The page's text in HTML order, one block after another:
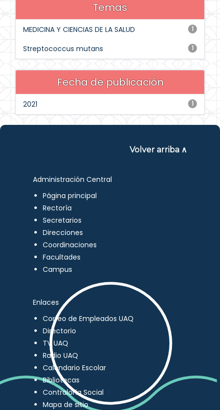
Temas
1
MEDICINA Y CIENCIAS DE LA SALUD
1
Streptococcus mutans
Fecha de publicación
1
2021
Volver arriba ∧
Administración Central
Página principal
Rectoría
Secretarios
Direcciones
Coordinaciones
Facultades
Campus
Enlaces
Correo de Empleados UAQ
Directorio
TV UAQ
Radio UAQ
Calendario Escolar
Bibliotecas
Contraloría Social
Mapa de sitio